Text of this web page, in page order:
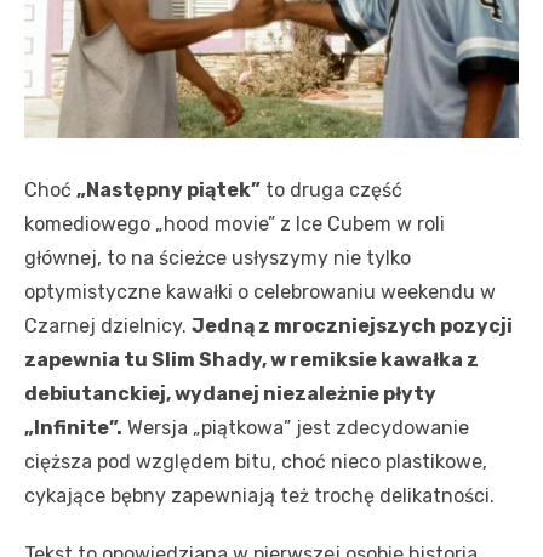
Choć „Następny piątek” to druga część
komediowego „hood movie” z Ice Cubem w roli
głównej, to na ścieżce usłyszymy nie tylko
optymistyczne kawałki o celebrowaniu weekendu w
Czarnej dzielnicy. Jedną z mroczniejszych pozycji
zapewnia tu Slim Shady, w remiksie kawałka z
debiutanckiej, wydanej niezależnie płyty
„Infinite”. Wersja „piątkowa” jest zdecydowanie
cięższa pod względem bitu, choć nieco plastikowe,
cykające bębny zapewniają też trochę delikatności.